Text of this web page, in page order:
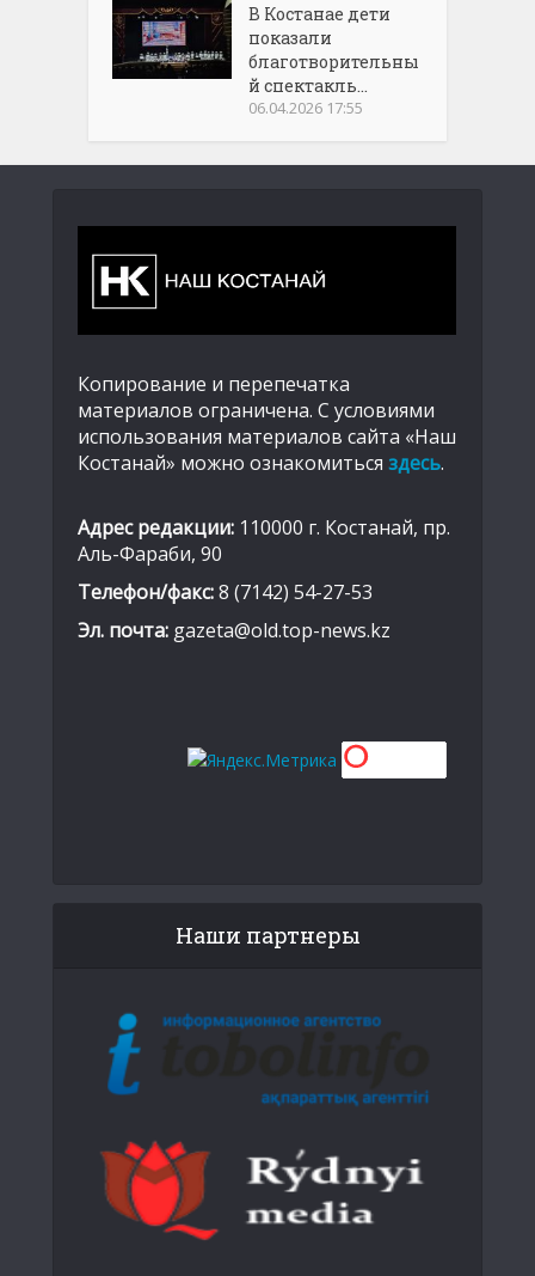
В Костанае дети
показали
благотворительны
й спектакль...
06.04.2026 17:55
Копирование и перепечатка
материалов ограничена. С условиями
использования материалов сайта «Наш
Костанай» можно ознакомиться здесь.
Адрес редакции: 110000 г. Костанай, пр.
Аль-Фараби, 90
Телефон/факс:8 (7142) 54-27-53
Эл. почта: gazeta@old.top-news.kz
Наши партнеры